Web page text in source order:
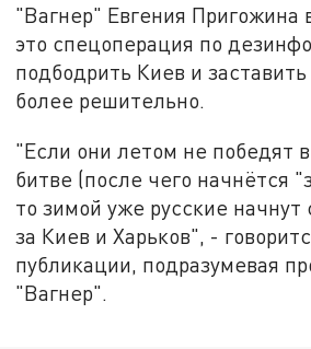
"Вагнер" Евгения
это спецоперация по
подбодрить Киев и
более решительно.
"Если они летом не победят
битве (после чего начнётся
то зимой уже русские начнут
за Киев и Харьков", -
публикации, подразумевая
"Вагнер".